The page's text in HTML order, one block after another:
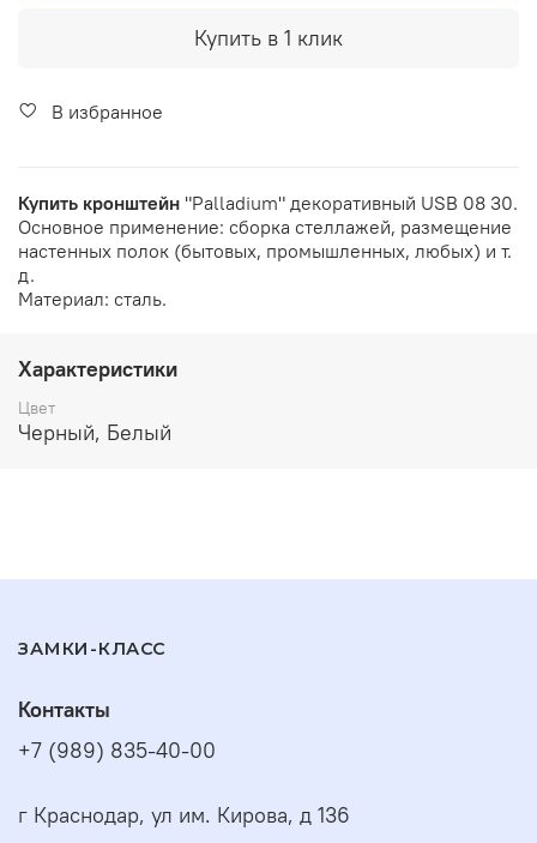
Купить в 1 клик
В избранное
Купить кронштейн "Palladium" декоративный USB 08 30.
Основное применение: сборка стеллажей, размещение
настенных полок (бытовых, промышленных, любых) и т.
д.
Материал: сталь.
Характеристики
Цвет
Черный, Белый
ЗАМКИ-КЛАСС
Контакты
+7 (989) 835-40-00
г Краснодар, ул им. Кирова, д 136